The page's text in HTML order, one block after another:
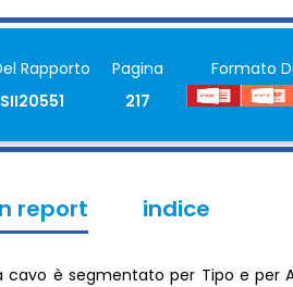
Rapporto
SII20551
Pagina
217
Formato
report indice
è segmentato per Tipo e per